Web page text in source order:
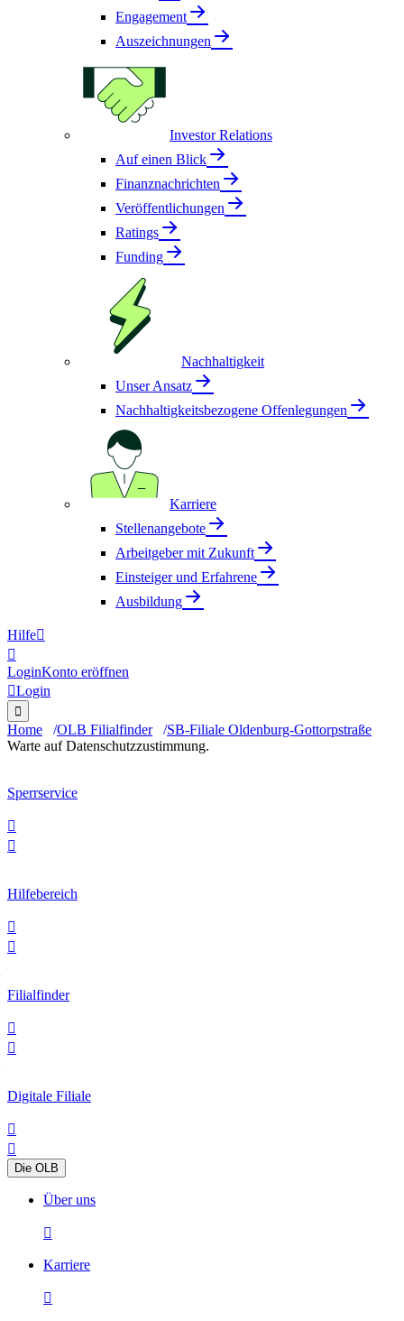
Engagement
Auszeichnungen
Investor Relations
Auf einen Blick
Finanznachrichten
Veröffentlichungen
Ratings
Funding
Nachhaltigkeit
Unser Ansatz
Nachhaltigkeitsbezogene Offenlegungen
Karriere
Stellenangebote
Arbeitgeber mit Zukunft
Einsteiger und Erfahrene
Ausbildung
Hilfe

LoginKonto eröffnen
Login

Home OLB Filialfinder
SB-Filiale Oldenburg-Gottorpstraße
Warte auf Datenschutzzustimmung.
Sperrservice


Hilfebereich


Filialfinder


Digitale Filiale


Die OLB
Über uns

Karriere
